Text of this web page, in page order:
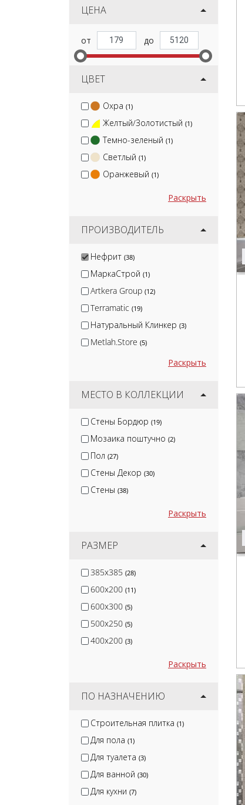
ЦЕНА
ЦВЕТ
Охра (1)
Желтый/Золотистый (1)
Темно-зеленый (1)
Светлый (1)
Оранжевый (1)
Раскрыть
ПРОИЗВОДИТЕЛЬ
Нефрит (38)
МаркаСтрой (1)
Artkera Group (12)
Terramatic (19)
Натуральный Клинкер (3)
Metlah.Store (5)
Cersanit (155)
Global Tile (46)
Gracia Ceramica
Раскрыть
МЕСТО В КОЛЛЕКЦИИ
Стены Бордюр (19)
Мозаика поштучно (2)
Пол (27)
Стены Декор (30)
Стены (38)
Раскрыть
РАЗМЕР
385x385 (28)
600x200 (11)
600x300 (5)
500x250 (5)
400x200 (3)
Раскрыть
ПО НАЗНАЧЕНИЮ
Строительная плитка (1)
Для пола (1)
Для туалета (3)
Для ванной (30)
Для кухни (7)